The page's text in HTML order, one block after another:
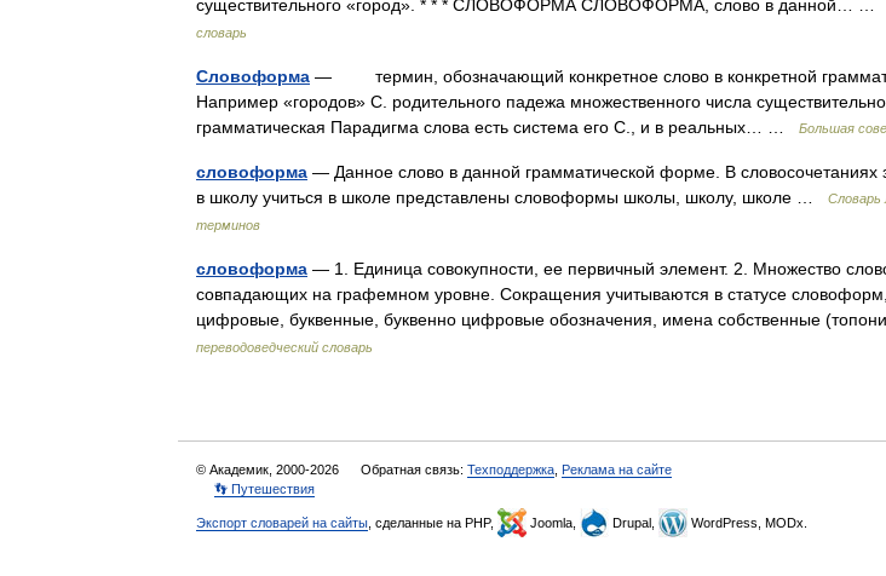
существительного «город». * * * СЛОВОФОРМА СЛОВОФОРМА, слово в данной… …
словарь
Словоформа — термин, обозначающий конкретное слово в конкретной
Например «городов» С. родительного падежа множественного числа
грамматическая Парадигма слова есть система его С., и в реальных… …
Большая
словоформа — Данное слово в данной грамматической форме. В словосочетаниях
в школу учиться в школе представлены словоформы школы, школу, школе …
Словарь
терминов
словоформа — 1. Единица совокупности, ее первичный элемент. 2. Множество
совпадающих на графемном уровне. Сокращения учитываются в статусе
цифровые, буквенные, буквенно цифровые обозначения, имена собственные
переводоведческий словарь
© Академик, 2000-2026 Обратная связь: Техподдержка Реклама на сайте
👣 Путешествия
Экспорт словарей на сайты , сделанные на PHP, Joomla, Drupal, WordPress, MODx.